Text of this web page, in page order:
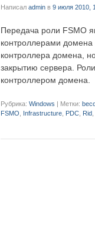
Написал admin в 9 июля 2010,
Передача роли FSMO
контроллерами
контроллера домена,
закрытию сервера.
контроллером домена.
Рубрика: Windows | Метки:
FSMO
Infrastructure PDC Rid